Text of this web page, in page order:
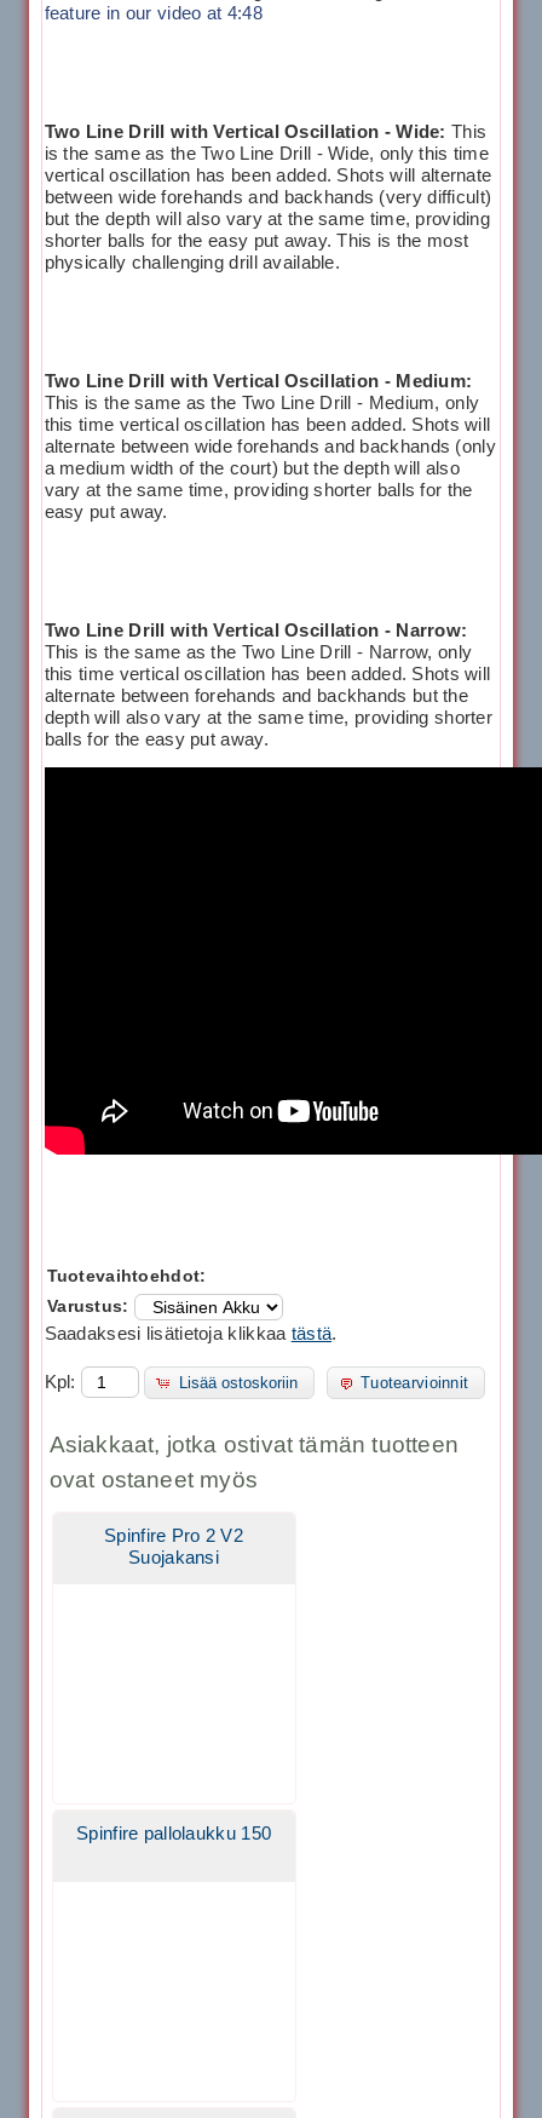
feature in our video at 4:48
Two Line Drill with Vertical Oscillation - Wide: This
is the same as the Two Line Drill - Wide, only this time
vertical oscillation has been added. Shots will alternate
between wide forehands and backhands (very difficult)
but the depth will also vary at the same time, providing
shorter balls for the easy put away. This is the most
physically challenging drill available.
Two Line Drill with Vertical Oscillation - Medium:
This is the same as the Two Line Drill - Medium, only
this time vertical oscillation has been added. Shots will
alternate between wide forehands and backhands (only
a medium width of the court) but the depth will also
vary at the same time, providing shorter balls for the
easy put away.
Two Line Drill with Vertical Oscillation - Narrow:
This is the same as the Two Line Drill - Narrow, only
this time vertical oscillation has been added. Shots will
alternate between forehands and backhands but the
depth will also vary at the same time, providing shorter
balls for the easy put away.
Tuotevaihtoehdot:
Varustus:
Saadaksesi lisätietoja klikkaa tästä.
Kpl: Lisää ostoskoriin Tuotearvioinnit
Asiakkaat, jotka ostivat tämän tuotteen
ovat ostaneet myös
Spinfire Pro 2 V2
Suojakansi
Spinfire pallolaukku 150